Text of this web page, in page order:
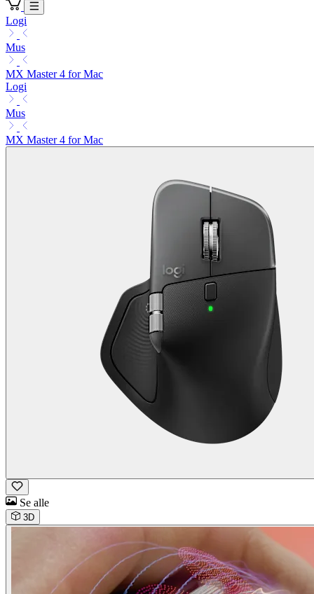
Logi
Mus
MX Master 4 for Mac
Logi
Mus
MX Master 4 for Mac
Se alle
3D